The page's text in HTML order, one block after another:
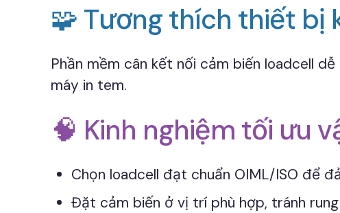
🧩 Tương thích thiết bị
Phần mềm cân kết nối cảm biến loadcell
máy in tem.
🧠 Kinh nghiệm tối ưu
Chọn loadcell đạt chuẩn OIML/ISO để
Đặt cảm biến ở vị trí phù hợp, tránh